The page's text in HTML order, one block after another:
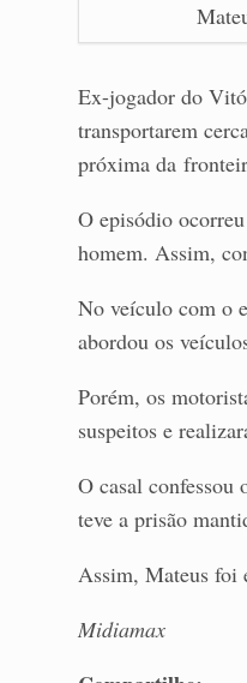
Ex-jogador do
transportarem
próxima da
O episódio
homem. Assim,
No veículo com o
abordou os
Porém, os
suspeitos e
O casal confessou
teve a prisão
Assim, Mateus foi
Midiamax